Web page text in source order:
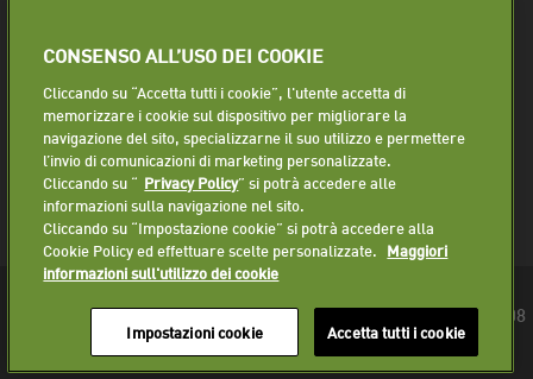
Fax. 0588 86940
Segui la pagina
Lavora con noi
© 2018 Cassa di Risparmio di Volterra S.p.A. - P.IVA 01225610508
CONSENSO ALL’USO DEI COOKIE
Cliccando su “Accetta tutti i cookie”, l'utente accetta di
memorizzare i cookie sul dispositivo per migliorare la
navigazione del sito, specializzarne il suo utilizzo e permettere
l’invio di comunicazioni di marketing personalizzate.
Cliccando su “ Privacy Policy” si potrà accedere alle
informazioni sulla navigazione nel sito.
Cliccando su “Impostazione cookie” si potrà accedere alla
Cookie Policy ed effettuare scelte personalizzate. Maggiori
informazioni sull'utilizzo dei cookie
Accetta tutti i cookie
Impostazioni cookie